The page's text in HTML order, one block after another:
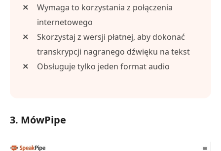
Wymaga to korzystania z połączenia
internetowego
Skorzystaj z wersji płatnej, aby dokonać
transkrypcji nagranego dźwięku na tekst
Obsługuje tylko jeden format audio
3. MówPipe